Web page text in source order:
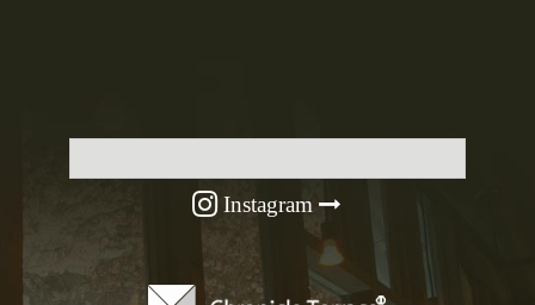
Instagram